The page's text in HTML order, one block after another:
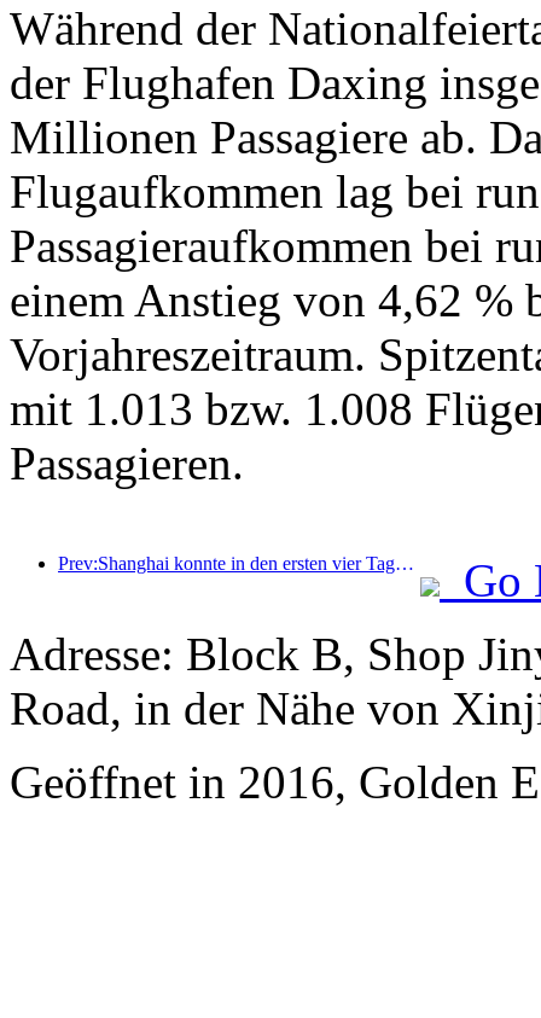
Während der
der Flughafen Daxing
Millionen Passagiere ab.
Flugaufkommen lag bei
Passagieraufkommen bei
einem Anstieg von 4,62 %
Vorjahreszeitraum.
mit 1.013 bzw. 1.008
Passagieren.
Prev:Shanghai konnte in den ersten vier Tagen des Mittherbstfestes und der Nationalfeiertage über 15,11 Millionen Besucher begrüßen, was einem Anstieg von über 20 % im Vergleich zum Vorjahr entspricht.
Go
Adresse: Block B, Shop
Road, in der Nähe von
Geöffnet in 2016, Golden